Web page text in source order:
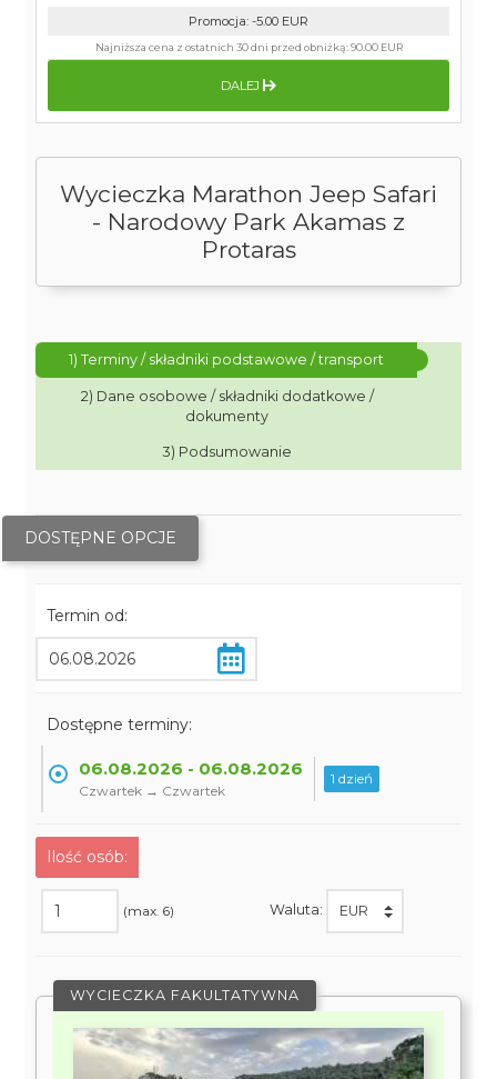
Wycieczka Marathon Jeep Safari
- Narodowy Park Akamas z
Protaras
1) Terminy / składniki podstawowe / transport
2) Dane osobowe / składniki dodatkowe /
dokumenty
3) Podsumowanie
DOSTĘPNE OPCJE
Termin od:
Dostępne terminy:
06.08.2026 - 06.08.2026
Czwartek → Czwartek
1 dzień
Ilość osób:
(max. 6) Waluta:
WYCIECZKA FAKULTATYWNA
Promocja: -5.00 EUR
Najniższa cena z ostatnich 30 dni przed obniżką:90.00 EUR
DALEJ